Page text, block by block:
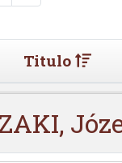
Titulo